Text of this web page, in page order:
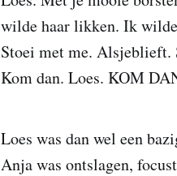
wilde haar likken. Ik
Stoei met me. Alsjeblieft.
Kom dan. Loes. KOM
Loes was dan wel een
Anja was ontslagen,